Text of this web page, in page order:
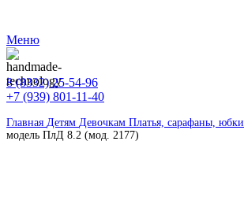
Меню
8 (8332) 25-54-96
+7 (939) 801-11-40
Главная Детям Девочкам Платья, сарафаны, юбки
модель ПлД 8.2 (мод. 2177)